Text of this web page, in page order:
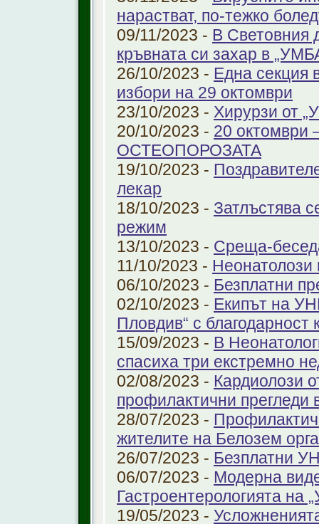
нарастват, по-тежко
09/11/2023 - В Световния
кръвната си захар в
26/10/2023 - Една секция
избори на 29 октомври
23/10/2023 - Хирурзи от
20/10/2023 - 20
ОСТЕОПОРОЗАТА
19/10/2023 -
лекар
18/10/2023 - Затлъстява
режим
13/10/2023 - Среща-
11/10/2023 -
06/10/2023 - Безплатни
02/10/2023 - Екипът на
Пловдив“ с благодарност
15/09/2023 - В
спасиха три екстремно
02/08/2023 - Кардиолози
профилактични прегледи
28/07/2023 -
жителите на Белозем
26/07/2023 - Безплатни
06/07/2023 - Модерна
Гастроентерологията на
19/05/2023 -